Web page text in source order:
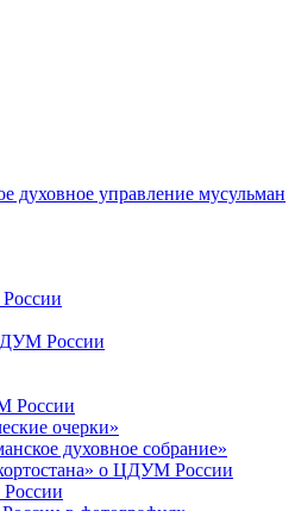
духовное управление мусульман
России
России
очерки»
духовное собрание»
о ЦДУМ России